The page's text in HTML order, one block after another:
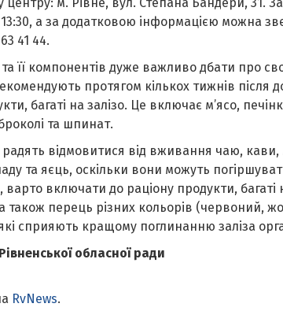
а за додатковою інформацією можна
41 44.
та її компонентів дуже важливо дбати про
протягом кількох тижнів після
багаті на залізо. Це включає м’ясо,
та шпинат.
радять відмовитися від вживання чаю,
та яєць, оскільки вони можуть
варто включати до раціону продукти, багаті
також перець різних кольорів (червоний,
сприяють кращому поглинанню заліза
обласної ради
RvNews.